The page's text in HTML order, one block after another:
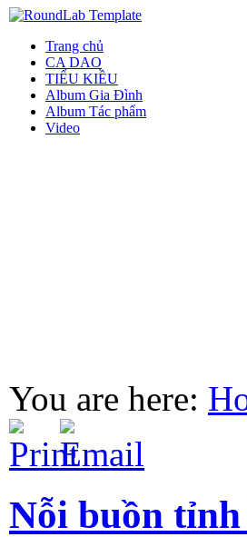
Trang chủ
CA DAO
TIỂU KIỀU
Album Gia Đình
Album Tác phẩm
Video
You are here:
Nỗi buồn